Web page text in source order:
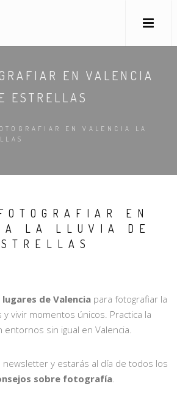
EN VALENCIA
ESTRELLAS
EN VALENCIA LA
EN
LA LLUVIA DE
de Valenciapara fotografiar la
y vivir momentos únicos. Practica la
entornos sin igual en Valencia.
y estarás al día de todos los
sobre fotografía.